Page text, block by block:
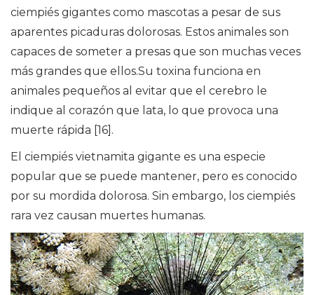
ciempiés gigantes como mascotas a pesar de sus
aparentes picaduras dolorosas. Estos animales son
capaces de someter a presas que son muchas veces
más grandes que ellos.Su toxina funciona en
animales pequeños al evitar que el cerebro le
indique al corazón que lata, lo que provoca una
muerte rápida [16].
El ciempiés vietnamita gigante es una especie
popular que se puede mantener, pero es conocido
por su mordida dolorosa. Sin embargo, los ciempiés
rara vez causan muertes humanas.